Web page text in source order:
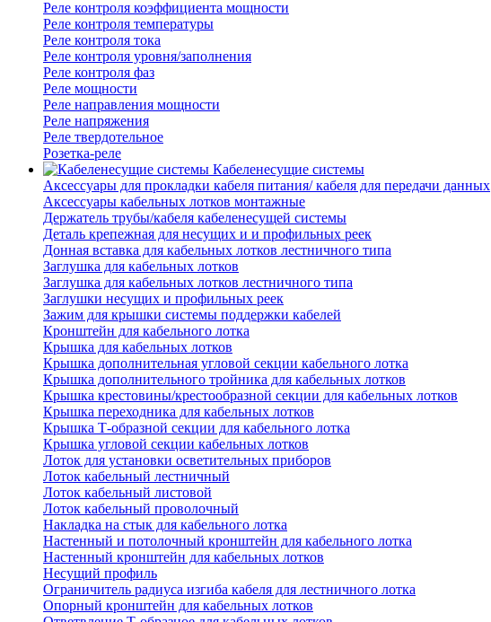
Реле контроля коэффициента мощности
Реле контроля температуры
Реле контроля тока
Реле контроля уровня/заполнения
Реле контроля фаз
Реле мощности
Реле направления мощности
Реле напряжения
Реле твердотельное
Розетка-реле
Кабеленесущие системы
Аксессуары для прокладки кабеля питания/ кабеля для передачи данных
Аксессуары кабельных лотков монтажные
Держатель трубы/кабеля кабеленесущей системы
Деталь крепежная для несущих и и профильных реек
Донная вставка для кабельных лотков лестничного типа
Заглушка для кабельных лотков
Заглушка для кабельных лотков лестничного типа
Заглушки несущих и профильных реек
Зажим для крышки системы поддержки кабелей
Кронштейн для кабельного лотка
Крышка для кабельных лотков
Крышка дополнительная угловой секции кабельного лотка
Крышка дополнительного тройника для кабельных лотков
Крышка крестовины/крестообразной секции для кабельных лотков
Крышка переходника для кабельных лотков
Крышка Т-образной секции для кабельного лотка
Крышка угловой секции кабельных лотков
Лоток для установки осветительных приборов
Лоток кабельный лестничный
Лоток кабельный листовой
Лоток кабельный проволочный
Накладка на стык для кабельного лотка
Настенный и потолочный кронштейн для кабельного лотка
Настенный кронштейн для кабельных лотков
Несущий профиль
Ограничитель радиуса изгиба кабеля для лестничного лотка
Опорный кронштейн для кабельных лотков